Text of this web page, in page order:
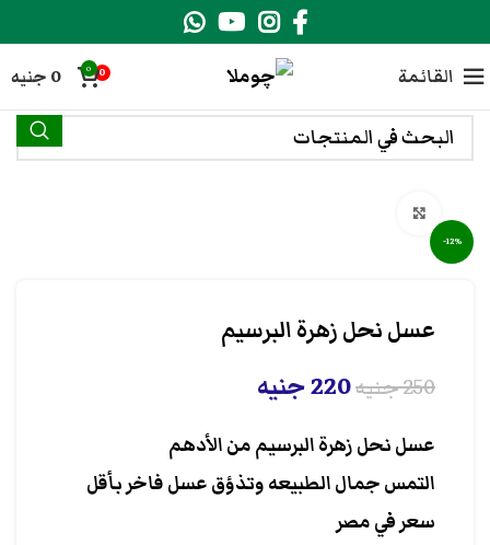
القائمة 0
0
0 جنيه
-12%
عسل نحل زهرة البرسيم
250جنيه220جنيه
عسل نحل زهرة البرسيم من الأدهم
التمس جمال الطبيعه وتذؤق عسل فاخر بأقل
سعر في مصر